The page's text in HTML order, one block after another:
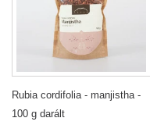
Rubia cordifolia - manjistha -
100 g darált